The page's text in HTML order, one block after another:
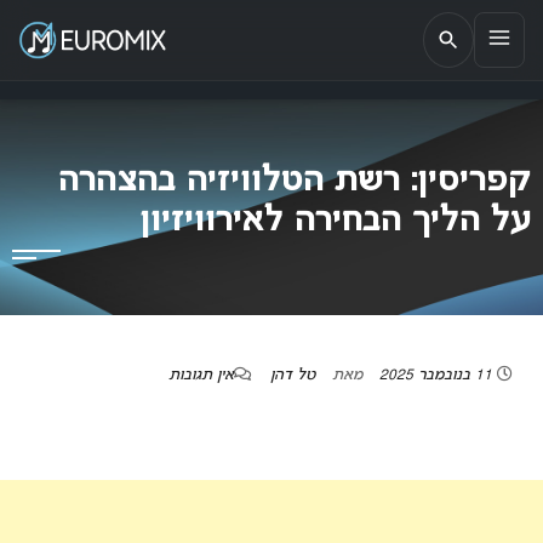
EUROMIX
אתר הבית של האירוויזיון בישראל
קפריסין: רשת הטלוויזיה בהצהרה
על הליך הבחירה לאירוויזיון
מאת טל דהן אין תגובות